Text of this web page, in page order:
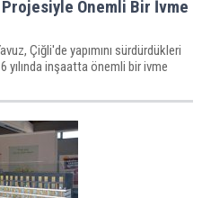
Önemli Bir İvme
Çiğli'de yapımını sürdürdükleri
inşaatta önemli bir ivme